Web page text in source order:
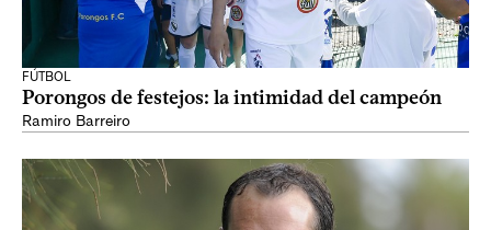
FÚTBOL
Porongos de festejos: la intimidad del campeón
Ramiro Barreiro